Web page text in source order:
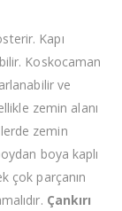
Kapı
Koskocaman
ve
zemin alanı
zemin
boya kaplı
çok parçanın
Çankırı